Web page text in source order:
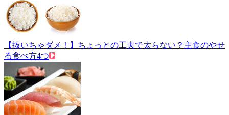
【抜いちゃダメ！】ちょっとの工夫で太らない？主食のやせ
る食べ方4つ